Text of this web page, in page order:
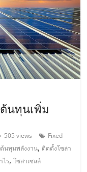
นทุนเพิ่ม
505 views
Fixed
นทุนพลังงาน, ติดตั้งโซล่า
ไร,โซล่าเซลล์